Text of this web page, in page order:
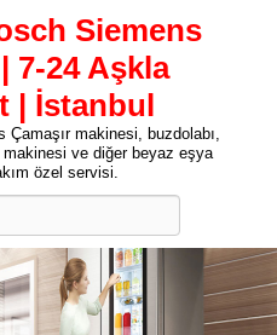
Siemens
7-24 Aşkla
| İstanbul
makinesi, buzdolabı,
ve diğer beyaz eşya
özel servisi.